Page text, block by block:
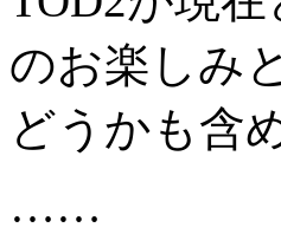
のお楽しみ
どうかも含
……